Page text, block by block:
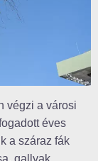
végzi a városi
éves
a száraz fák